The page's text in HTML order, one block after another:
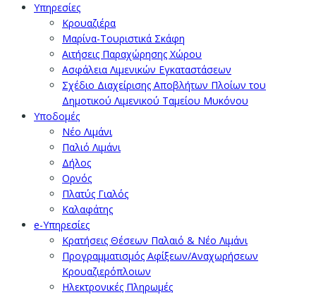
Υπηρεσίες
Κρουαζιέρα
Μαρίνα-Τουριστικά Σκάφη
Αιτήσεις Παραχώρησης Χώρου
Ασφάλεια Λιμενικών Εγκαταστάσεων
Σχέδιο Διαχείρισης Αποβλήτων Πλοίων του
Δημοτικού Λιμενικού Ταμείου Μυκόνου
Υποδομές
Νέο Λιμάνι
Παλιό Λιμάνι
Δήλος
Ορνός
Πλατύς Γιαλός
Καλαφάτης
e-Υπηρεσίες
Κρατήσεις Θέσεων Παλαιό & Νέο Λιμάνι
Προγραμματισμός Αφίξεων/Αναχωρήσεων
Κρουαζιερόπλοιων
Ηλεκτρονικές Πληρωμές